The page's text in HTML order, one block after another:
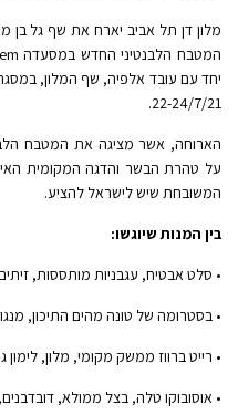
מלון דן תל אביב יארח את שף גל
יחד עם עובד אלפיה, שף המלון,
22-24/7/21.
הארוחה, אשר מציגה את המטבח
על טהרת הבשר והדגה המקומית
המשובחת שיש לישראל להציע.
בין המנות שיוגשו:
• סלט אבטיח, עגבניות מותססות,
• בסטרומה של טונה מהים התיכון,
• רייט ברווז ממשק מקומי, מלון,
• אוסובוקו טלה, בצל ממולא,